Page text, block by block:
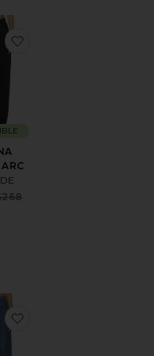
Flare Jeans
Shorts
Crop Fray Jeans
ALTO RIDLEY